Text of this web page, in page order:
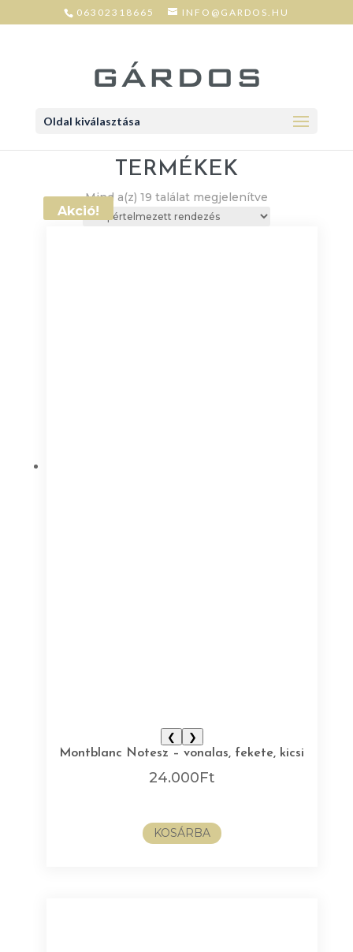
06302318665 INFO@GARDOS.HU
Oldal kiválasztása
TERMÉKEK
Mind a(z) 19 találat megjelenítve
❮
❯
Montblanc Notesz – vonalas, fekete, kicsi
24.000Ft
KOSÁRBA
Akció!